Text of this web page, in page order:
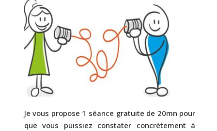
Je vous propose 1 séance gratuite de 20mn pour
que vous puissiez constater concrètement à